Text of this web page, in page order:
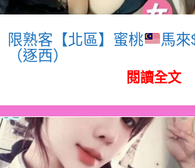
限熟客【北區】蜜桃
馬來
（逐西）
閱讀全文